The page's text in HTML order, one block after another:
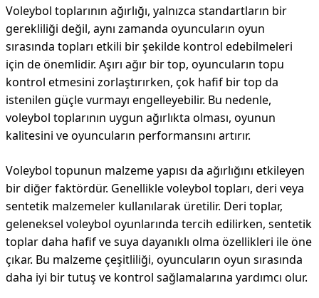
Voleybol toplarının ağırlığı, yalnızca standartların bir
gerekliliği değil, aynı zamanda oyuncuların oyun
sırasında topları etkili bir şekilde kontrol edebilmeleri
için de önemlidir. Aşırı ağır bir top, oyuncuların topu
kontrol etmesini zorlaştırırken, çok hafif bir top da
istenilen güçle vurmayı engelleyebilir. Bu nedenle,
voleybol toplarının uygun ağırlıkta olması, oyunun
kalitesini ve oyuncuların performansını artırır.
Voleybol topunun malzeme yapısı da ağırlığını etkileyen
bir diğer faktördür. Genellikle voleybol topları, deri veya
sentetik malzemeler kullanılarak üretilir. Deri toplar,
geleneksel voleybol oyunlarında tercih edilirken, sentetik
toplar daha hafif ve suya dayanıklı olma özellikleri ile öne
çıkar. Bu malzeme çeşitliliği, oyuncuların oyun sırasında
daha iyi bir tutuş ve kontrol sağlamalarına yardımcı olur.